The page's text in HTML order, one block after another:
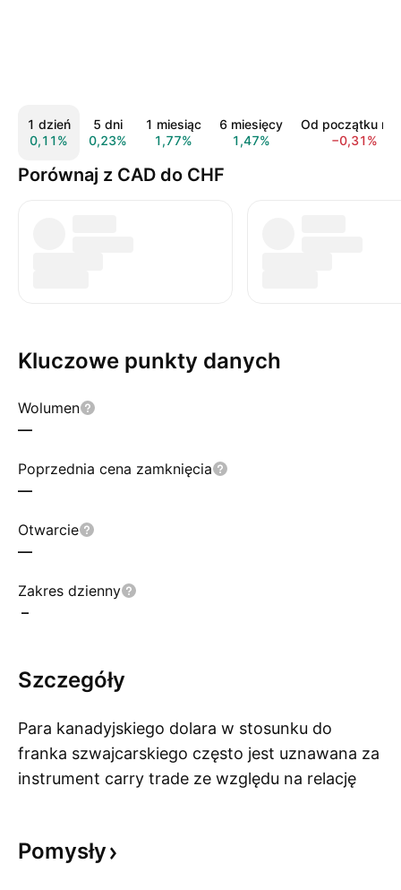
1 dzień
0,11%
5 dni
0,23%
1 miesiąc
1,77%
6 miesięcy
1,47%
Od początku
−0,31%
Porównaj z CAD do CHF
Kluczowe punkty danych
Wolumen
—
Poprzednia cena zamknięcia
—
Otwarcie
—
Zakres dzienny
–
Szczegóły
Para kanadyjskiego dolara w stosunku do
franka szwajcarskiego często jest uznawana za
instrument carry trade ze względu na relację
walutą o wyższym oprocentowaniu i związku z
Pomysły